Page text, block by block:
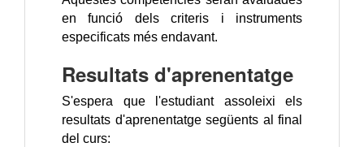
en funció dels criteris i instruments
especificats més endavant.
Resultats d'aprenentatge
S'espera que l'estudiant assoleixi els
resultats d'aprenentatge següents al final
del curs: